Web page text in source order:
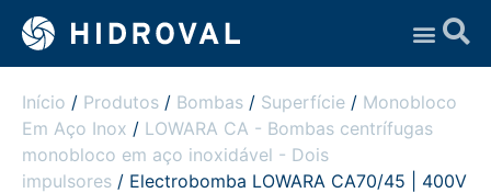
Início / Produtos / Bombas / Superfície / Monobloco
Em Aço Inox / LOWARA CA - Bombas centrífugas
monobloco em aço inoxidável - Dois
impulsores / Electrobomba LOWARA CA70/45 | 400V